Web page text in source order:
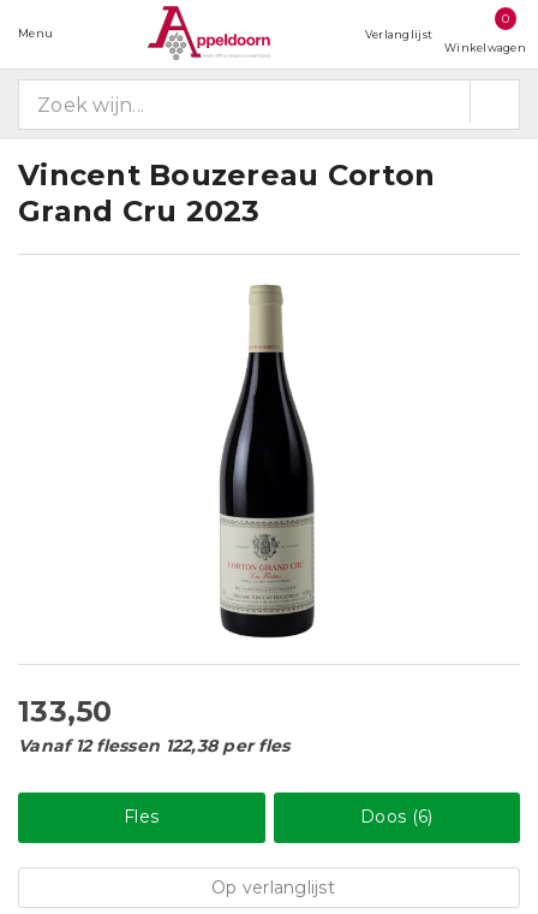
Menu Verlanglijst
0
Winkelwagen
Vincent Bouzereau Corton
Grand Cru 2023
133,50
Vanaf 12 flessen 122,38 per fles
Fles Doos (6)
Op verlanglijst